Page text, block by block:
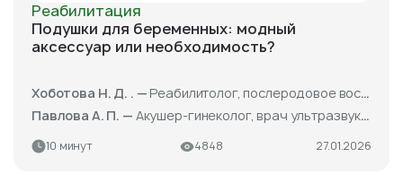
Реабилитация
Подушки для беременных: модный
аксессуар или необходимость?
Хоботова Н. Д. . — Реабилитолог, послеродовое восстановление, работа с беременными
Павлова А. П. — Акушер-гинеколог, врач ультразвуковой диагностики
10 минут 4848 27.01.2026